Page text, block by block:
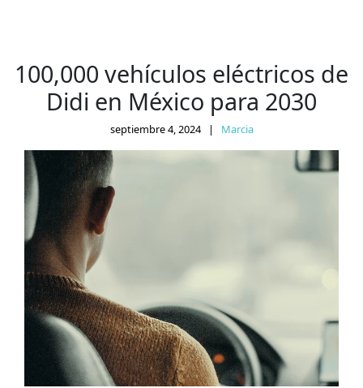
100,000 vehículos eléctricos de
Didi en México para 2030
septiembre 4, 2024 | Marcia